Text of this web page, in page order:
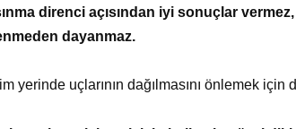
direnci açısından iyi sonuçlar
dayanmaz.
yerinde uçlarının dağılmasını önlemek için